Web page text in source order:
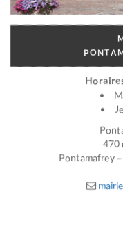
470
Pontamafrey